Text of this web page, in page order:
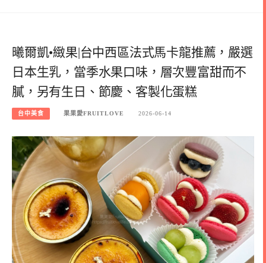
曦爾凱•緻果|台中西區法式馬卡龍推薦，嚴選
日本生乳，當季水果口味，層次豐富甜而不
膩，另有生日、節慶、客製化蛋糕
台中美食 果果愛FRUITLOVE 2026-06-14